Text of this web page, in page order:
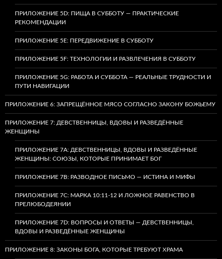
ПРИЛОЖЕНИЕ 5D: ПИЩА В СУББОТУ — ПРАКТИЧЕСКИЕ
РЕКОМЕНДАЦИИ
ПРИЛОЖЕНИЕ 5E: ПЕРЕДВИЖЕНИЕ В СУББОТУ
ПРИЛОЖЕНИЕ 5F: ТЕХНОЛОГИИ И РАЗВЛЕЧЕНИЯ В СУББОТУ
ПРИЛОЖЕНИЕ 5G: РАБОТА И СУББОТА — РЕАЛЬНЫЕ ТРУДНОСТИ И
ПУТИ НАВИГАЦИИ
ПРИЛОЖЕНИЕ 6: ЗАПРЕЩЁННОЕ МЯСО СОГЛАСНО ЗАКОНУ БОЖЬЕМУ
ПРИЛОЖЕНИЕ 7: ДЕВСТВЕННИЦЫ, ВДОВЫ И РАЗВЕДЁННЫЕ
ЖЕНЩИНЫ
ПРИЛОЖЕНИЕ 7А: ДЕВСТВЕННИЦЫ, ВДОВЫ И РАЗВЕДЁННЫЕ
ЖЕНЩИНЫ: СОЮЗЫ, КОТОРЫЕ ПРИНИМАЕТ БОГ
ПРИЛОЖЕНИЕ 7B: РАЗВОДНОЕ ПИСЬМО — ИСТИНА И МИФЫ
ПРИЛОЖЕНИЕ 7C: МАРКА 10:11-12 И ЛОЖНОЕ РАВЕНСТВО В
ПРЕЛЮБОДЕЯНИИ
ПРИЛОЖЕНИЕ 7D: ВОПРОСЫ И ОТВЕТЫ — ДЕВСТВЕННИЦЫ,
ВДОВЫ И РАЗВЕДЁННЫЕ ЖЕНЩИНЫ
ПРИЛОЖЕНИЕ 8: ЗАКОНЫ БОГА, КОТОРЫЕ ТРЕБУЮТ ХРАМА